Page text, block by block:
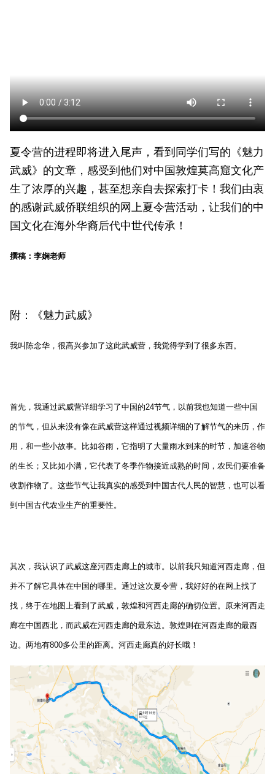
夏令营的进程即将进入尾声，看到同学们写的《魅力
武威》的文章，感受到他们对中国敦煌莫高窟文化产
生了浓厚的兴趣，甚至想亲自去探索打卡！我们由衷
的感谢武威侨联组织的网上夏令营活动，让我们的中
国文化在海外华裔后代中世代传承！
撰稿：李娴老师
附：《魅力武威》
我叫陈念华，很高兴参加了这此武威营，我觉得学到了很多东西。
首先，我通过武威营详细学习了中国的24节气，以前我也知道一些中国
的节气，但从来没有像在武威营这样通过视频详细的了解节气的来历，作
用，和一些小故事。比如谷雨，它指明了大量雨水到来的时节，加速谷物
的生长；又比如小满，它代表了冬季作物接近成熟的时间，农民们要准备
收割作物了。这些节气让我真实的感受到中国古代人民的智慧，也可以看
到中国古代农业生产的重要性。
其次，我认识了武威这座河西走廊上的城市。以前我只知道河西走廊，但
并不了解它具体在中国的哪里。通过这次夏令营，我好好的在网上找了
找，终于在地图上看到了武威，敦煌和河西走廊的确切位置。原来河西走
廊在中国西北，而武威在河西走廊的最东边。敦煌则在河西走廊的最西
边。两地有800多公里的距离。河西走廊真的好长哦！